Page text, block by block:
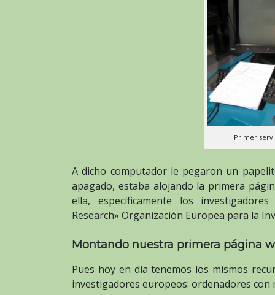
Primer
A dicho computador le pegaron un
apagado, estaba alojando la primera
ella, específicamente los
Research» Organización Europea para la
Montando nuestra primera página
Pues hoy en día tenemos los mismos
investigadores europeos: ordenadores con